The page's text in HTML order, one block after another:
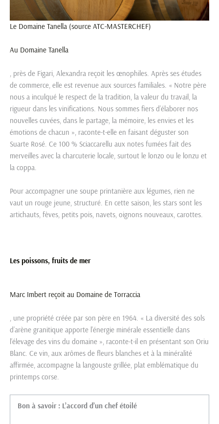
Le Domaine Tanella (source ATC-MASTERCHEF)
Au Domaine Tanella
, près de Figari, Alexandra reçoit les œnophiles. Après ses études
de commerce, elle est revenue aux sources familiales. « Notre père
nous a inculqué le respect de la tradition, la valeur du travail, la
rigueur dans les vinifications. Nous sommes fiers d’élaborer nos
nouvelles cuvées, dans le partage, la mémoire, les envies et les
émotions de chacun », raconte-t-elle en faisant déguster son
Suarte Rosé. Ce 100 % Sciaccarellu aux notes fumées fait des
merveilles avec la charcuterie locale, surtout le lonzo ou le lonzu et
la coppa.
Pour accompagner une soupe printanière aux légumes, rien ne
vaut un rouge jeune, structuré. En cette saison, les stars sont les
artichauts, fèves, petits pois, navets, oignons nouveaux, carottes.
Les poissons, fruits de mer
Marc Imbert reçoit au Domaine de Torraccia
, une propriété créée par son père en 1964. « La diversité des sols
d’arène granitique apporte l’énergie minérale essentielle dans
l’élevage des vins du domaine », raconte-t-il en présentant son Oriu
Blanc. Ce vin, aux arômes de fleurs blanches et à la minéralité
affirmée, accompagne la langouste grillée, plat emblématique du
printemps corse.
Bon à savoir : L’accord d’un chef étoilé